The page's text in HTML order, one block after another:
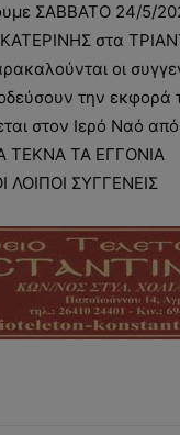
ΣΑΒΒΑΤΟ 24/5/
στα
οι
την εκφορά
στον Ιερό Ναό
ΤΕΚΝΑ ΤΑ ΕΓΓΟΝΙΑ
ΛΟΙΠΟΙ ΣΥΓΓΕΝΕΙΣ